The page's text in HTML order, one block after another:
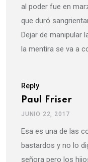
al poder fue en
que duró
Dejar de manipular
la mentira se va a
Reply
Paul Friser
JUNIO 22, 2017
Esa es una de las
bastardos y no lo
señora pero los